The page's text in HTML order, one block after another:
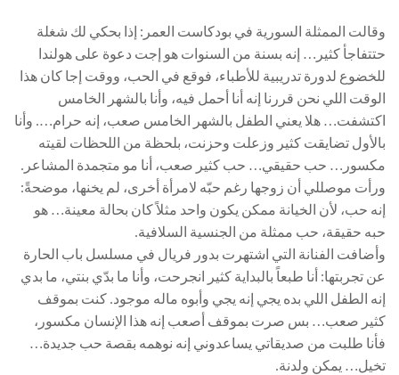
وقالت الممثلة السورية في بودكاست العمر: إذا بحكي لك شغلة
حتتفاجأ كثير… إنه بسنة من السنوات هو إجت دعوة على هولندا
للخضوع لدورة تدريبية للأطباء، فوقع في الحب، ووقت إجا كان هذا
الوقت اللي نحن قررنا إنه أنا أحمل فيه، وأنا بالشهر الخامس
اكتشفت… هلا يعني الطفل بالشهر الخامس صعب، إنه حرام…. وأنا
بالأول تضايقت كثير وزعلت وحزنت، بلحظة من اللحظات لقيته
مكسور… حب حقيقي… حب كثير صعب، أنا مو متجمدة المشاعر.
ورأت موصللي أن زوجها رغم حبّه لامرأة أخرى، لم يخنها، موضحةً:
إنه حب، لأن الخيانة ممكن يكون واحد مثلاً كان بحالة معينة… هو
حبه حقيقة، حب ممثلة من الجنسية السلافية.
وأضافت الفنانة التي اشتهرت بدور فريال في مسلسل باب الحارة
عن تجربتها: أنا طبعاً بالبداية كثير انجرحت، وأنا ما بدّي بنتي، ما بدي
إنه الطفل اللي بده يجي إنه يجي وأبوه ماله موجود. كنت بموقف
كثير صعب… بس صرت بموقف أصعب إنه هذا الإنسان مكسور،
فأنا طلبت من صديقاتي يساعدوني إنه نوهمه بقصة حب جديدة…
تخيل… يمكن ولدنة.